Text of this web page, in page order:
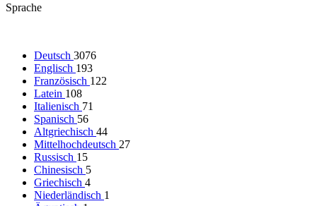
Sprache
Deutsch 3076
Englisch 193
Französisch 122
Latein 108
Italienisch 71
Spanisch 56
Altgriechisch 44
Mittelhochdeutsch 27
Russisch 15
Chinesisch 5
Griechisch 4
Niederländisch 1